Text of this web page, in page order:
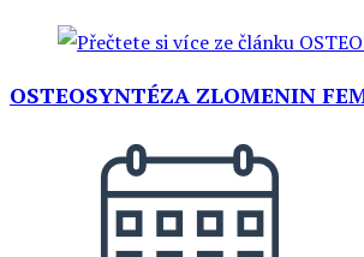
OSTEOSYNTÉZA ZLOMENIN